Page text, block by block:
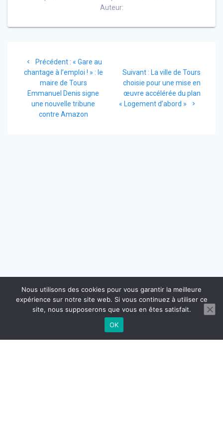
Auteur:
de
l’article
Précédent : Article
précédent
:
« Gare au
chantage à l’emploi ! » : le
maire de Tours
Emmanuel Denis signe
une nouvelle tribune
contre Amazon
Suivant : Article
suivant
:
La ville de Tours
choisie pour une mise en
œuvre accélérée du plan
« Logement d’abord »
Nous utilisons des cookies pour vous garantir la meilleure
expérience sur notre site web. Si vous continuez à utiliser ce
site, nous supposerons que vous en êtes satisfait.
OK